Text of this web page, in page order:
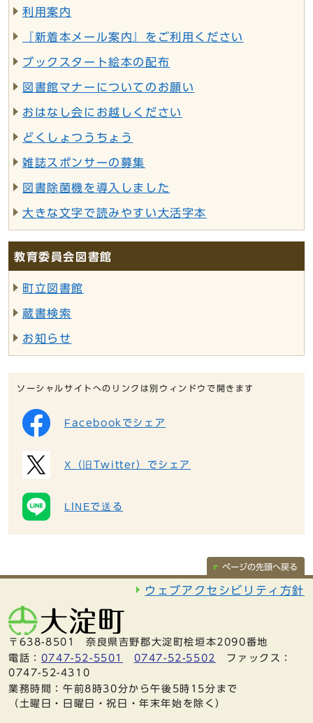
利用案内
『新着本メール案内』をご利用ください
ブックスタート絵本の配布
図書館マナーについてのお願い
おはなし会にお越しください
どくしょつうちょう
雑誌スポンサーの募集
図書除菌機を導入しました
大きな文字で読みやすい大活字本
教育委員会図書館
町立図書館
蔵書検索
お知らせ
ソーシャルサイトへのリンクは別ウィンドウで開きます
Facebookでシェア
X（旧Twitter）でシェア
LINEで送る
ページの先頭へ戻る
ウェブアクセシビリティ方針
〒638-8501 奈良県吉野郡大淀町桧垣本2090番地
電話： 0747-52-5501 0747-52-5502
ファックス：
0747-52-4310
業務時間：午前8時30分から午後5時15分まで
（土曜日・日曜日・祝日・年末年始を除く）